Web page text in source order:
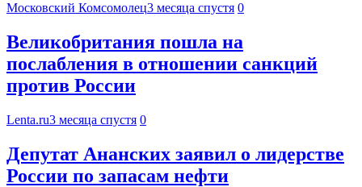
Московский Комсомолец3 месяца спустя 0
Великобритания пошла на
послабления в отношении санкций
против России
Lenta.ru3 месяца спустя 0
Депутат Ананских заявил о лидерстве
России по запасам нефти